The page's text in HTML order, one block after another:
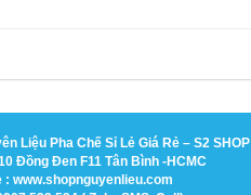
Liệu Pha Chế Sỉ Lẻ Giá Rẻ – S2 SHOP
Đồng Đen F11 Tân Bình -HCMC
: www.shopnguyenlieu.com